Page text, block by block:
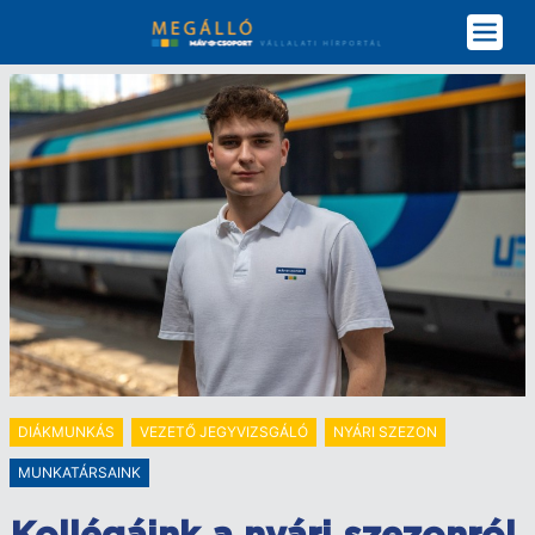
tartalomra
DIÁKMUNKÁS VEZETŐ JEGYVIZSGÁLÓ NYÁRI SZEZON
MUNKATÁRSAINK